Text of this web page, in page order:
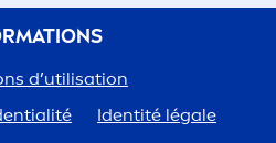
d’utilisation
Identité légale